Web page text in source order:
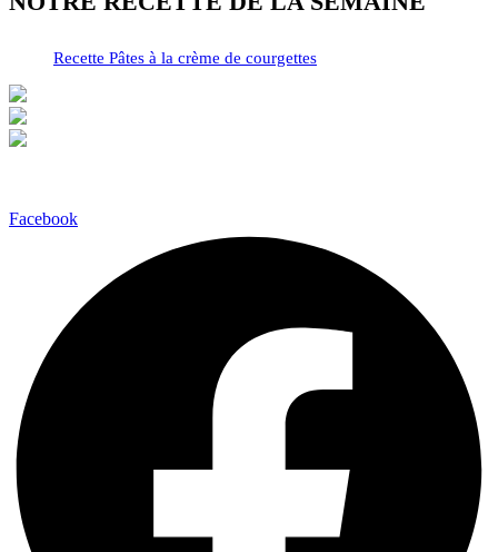
Recette Pâtes à la crème de courgettes
Facebook